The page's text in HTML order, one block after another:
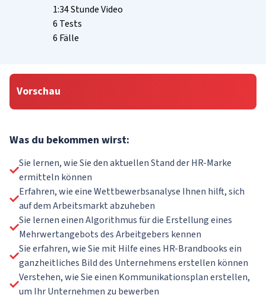
1:34 Stunde Video
6 Tests
6 Fälle
Vorschau
Was du bekommen wirst:
Sie lernen, wie Sie den aktuellen Stand der HR-Marke
ermitteln können
Erfahren, wie eine Wettbewerbsanalyse Ihnen hilft, sich
auf dem Arbeitsmarkt abzuheben
Sie lernen einen Algorithmus für die Erstellung eines
Mehrwertangebots des Arbeitgebers kennen
Sie erfahren, wie Sie mit Hilfe eines HR-Brandbooks ein
ganzheitliches Bild des Unternehmens erstellen können
Verstehen, wie Sie einen Kommunikationsplan erstellen,
um Ihr Unternehmen zu bewerben